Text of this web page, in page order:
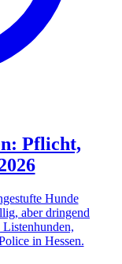
Pflicht,
Hunde
aber dringend
in Hessen.